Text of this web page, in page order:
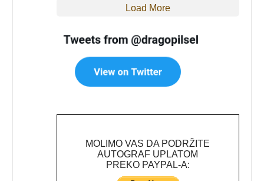
Load More
MOLIMO VAS DA PODRŽITE
AUTOGRAF UPLATOM
PREKO PAYPAL-A: